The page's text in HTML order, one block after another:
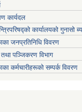
कार्यदल
कार्यालयको गुनासो
जनप्रतिनिधि विवरण
तथा पञ्जिकरण विभाग
कर्मचारीहरूको सम्पर्क विवरण